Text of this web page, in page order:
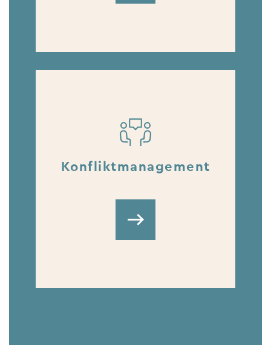
Konfliktmanagement